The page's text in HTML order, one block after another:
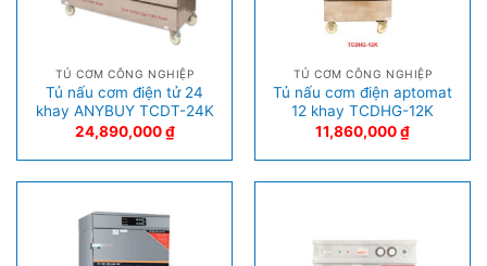
TỦ CƠM CÔNG NGHIỆP
Tủ nấu cơm điện tử 24
khay ANYBUY TCDT-24K
24,890,000₫
TỦ CƠM CÔNG NGHIỆP
Tủ nấu cơm điện aptomat
12 khay TCDHG-12K
11,860,000₫